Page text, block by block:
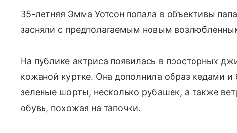
35-летняя Эмма Уотсон попала в объективы
засняли с предполагаемым новым
На публике актриса появилась в просторных
кожаной куртке. Она дополнила образ кедами и
зеленые шорты, несколько рубашек, а также
обувь, похожая на тапочки.